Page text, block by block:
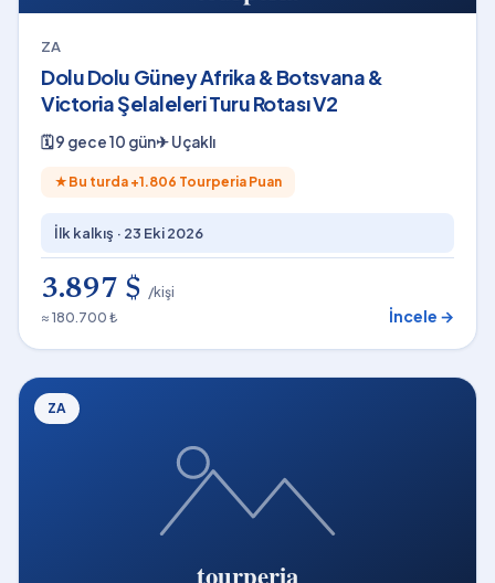
ZA
Dolu Dolu Güney Afrika & Botsvana &
Victoria Şelaleleri Turu Rotası V2
🗓9 gece 10 gün✈Uçaklı
★ Bu turda +1.806 Tourperia Puan
İlk kalkış · 23 Eki 2026
3.897 $ /kişi
≈ 180.700 ₺
İncele →
ZA